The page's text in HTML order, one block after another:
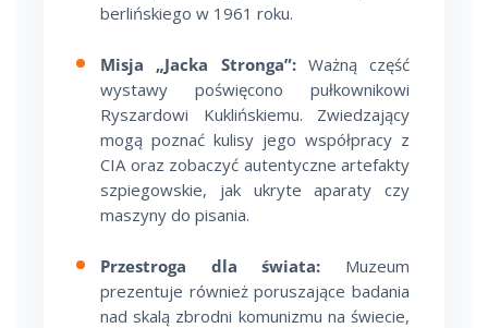
berlińskiego w 1961 roku.
Misja „Jacka Stronga”:Ważną część
wystawy poświęcono pułkownikowi
Ryszardowi Kuklińskiemu. Zwiedzający
mogą poznać kulisy jego współpracy z
CIA oraz zobaczyć autentyczne artefakty
szpiegowskie, jak ukryte aparaty czy
maszyny do pisania.
Przestroga dla świata: Muzeum
prezentuje również poruszające badania
nad skalą zbrodni komunizmu na świecie,